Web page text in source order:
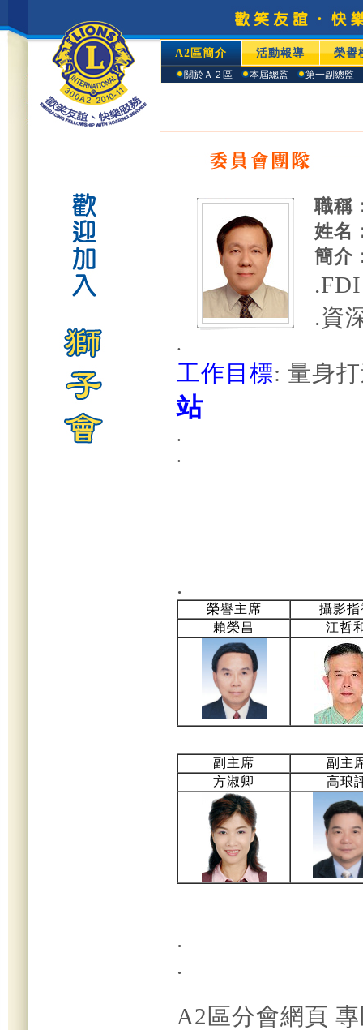
A2區簡介 活動報導 榮譽
關於Ａ２區 本屆總監 第一副總監
職稱
姓名
簡介
.資
.
工作目標: 量身
站
.
.
.
榮譽主席
攝影指
賴榮昌
江哲
副主席
副主
方淑卿
高琅
.
.
A2區分會網頁